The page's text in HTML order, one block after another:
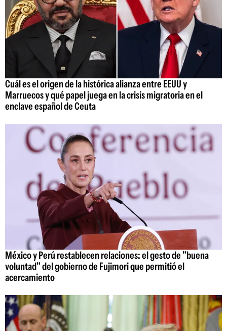
Cuál es el origen de la histórica alianza entre EEUU y
Marruecos y qué papel juega en la crisis migratoria en el
enclave español de Ceuta
México y Perú restablecen relaciones: el gesto de "buena
voluntad" del gobierno de Fujimori que permitió el
acercamiento